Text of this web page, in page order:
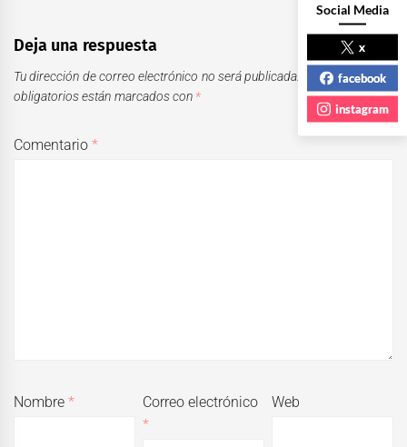
Deja una respuesta
Tu dirección de correo electrónico no será publicada.
Los campos
obligatorios están marcados con *
Comentario*
Nombre*
Correo electrónico
*
Web
Social Media
x
facebook
instagram